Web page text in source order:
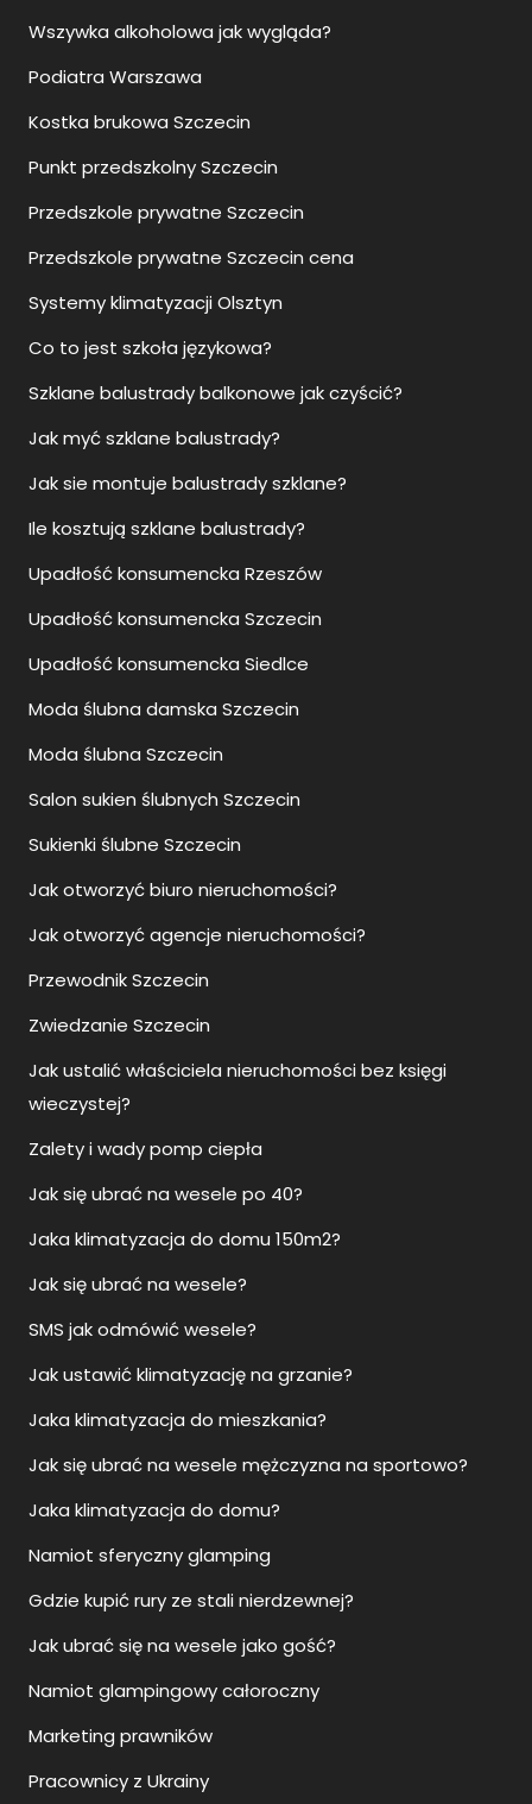
Wszywka alkoholowa jak wygląda?
Podiatra Warszawa
Kostka brukowa Szczecin
Punkt przedszkolny Szczecin
Przedszkole prywatne Szczecin
Przedszkole prywatne Szczecin cena
Systemy klimatyzacji Olsztyn
Co to jest szkoła językowa?
Szklane balustrady balkonowe jak czyścić?
Jak myć szklane balustrady?
Jak sie montuje balustrady szklane?
Ile kosztują szklane balustrady?
Upadłość konsumencka Rzeszów
Upadłość konsumencka Szczecin
Upadłość konsumencka Siedlce
Moda ślubna damska Szczecin
Moda ślubna Szczecin
Salon sukien ślubnych Szczecin
Sukienki ślubne Szczecin
Jak otworzyć biuro nieruchomości?
Jak otworzyć agencje nieruchomości?
Przewodnik Szczecin
Zwiedzanie Szczecin
Jak ustalić właściciela nieruchomości bez księgi
wieczystej?
Zalety i wady pomp ciepła
Jak się ubrać na wesele po 40?
Jaka klimatyzacja do domu 150m2?
Jak się ubrać na wesele?
SMS jak odmówić wesele?
Jak ustawić klimatyzację na grzanie?
Jaka klimatyzacja do mieszkania?
Jak się ubrać na wesele mężczyzna na sportowo?
Jaka klimatyzacja do domu?
Namiot sferyczny glamping
Gdzie kupić rury ze stali nierdzewnej?
Jak ubrać się na wesele jako gość?
Namiot glampingowy całoroczny
Marketing prawników
Pracownicy z Ukrainy